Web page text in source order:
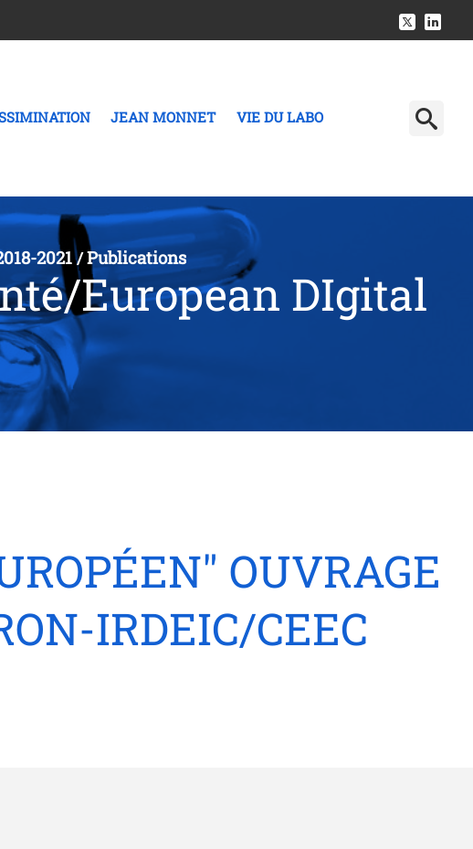
JEAN MONNET VIE DU LABO
2021/Publications
European DIgital
OUVRAGE
IRDEIC/CEEC